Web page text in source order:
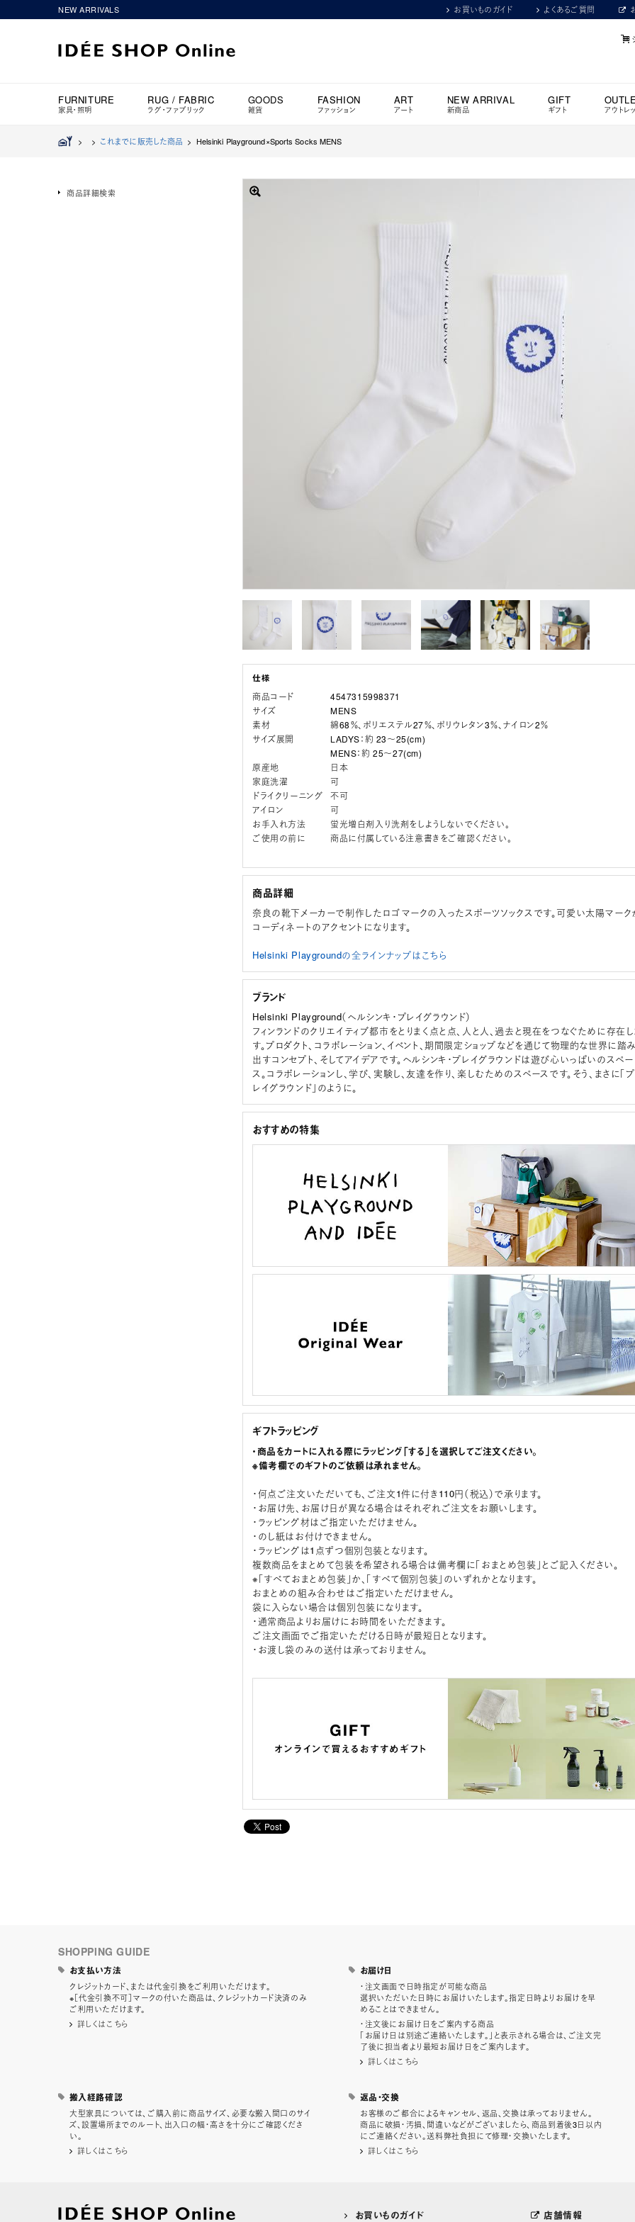
NEW ARRIVALS お買いものガイド よくあるご質問
FURNITURE
家具・照明
RUG / FABRIC
ラグ・ファブリック
GOODS
雑貨
FASHION
ファッション
ART
アート
NEW ARRIVAL
新商品
GIFT
ギフト アウトレ
> > これまでに販売した商品 > Helsinki Playground×Sports Socks MENS
商品コード
4547315998371
サイズ
MENS
素材
綿68％、ポリエステル27％、ポリウレタン3％、ナイロン2％
サイズ展開
LADYS：約 23～25(cm)
MENS：約 25～27(cm)
原産地
日本
家庭洗濯
可
ドライクリーニング
不可
アイロン
可
お手入れ方法
蛍光増白剤入り洗剤をしようしないでください。
ご使用の前に
商品に付属している注意書きをご確認ください。
商品詳細
奈良の靴下メーカーで制作したロゴマークの入ったスポーツソックスです。可愛い太陽マーク
コーディネートのアクセントになります。
Helsinki Playgroundの全ラインナップはこちら
ブランド
Helsinki Playground（ヘルシンキ・プレイグラウンド）
フィンランドのクリエイティブ都市をとりまく点と点、人と人、過去と現在をつなぐために存在
す。プロダクト、コラボレーション、イベント、期間限定ショップなどを通じて物理的な世界に踏
出すコンセプト、そしてアイデアです。ヘルシンキ・プレイグラウンドは遊び心いっぱいのスペー
ス。コラボレーションし、学び、実験し、友達を作り、楽しむためのスペースです。そう、まさに「プ
レイグラウンド」のように。
おすすめの特集
ギフトラッピング
・商品をカートに入れる際にラッピング「する」を選択してご注文ください。
※備考欄でのギフトのご依頼は承れません。
・何点ご注文いただいても、ご注文1件に付き110円（税込）で承ります。
・お届け先、お届け日が異なる場合はそれぞれご注文をお願いします。
・ラッピング材はご指定いただけません。
・のし紙はお付けできません。
・ラッピングは1点ずつ個別包装となります。
複数商品をまとめて包装を希望される場合は備考欄に「おまとめ包装」とご記入ください。
※「すべておまとめ包装」か、「すべて個別包装」のいずれかとなります。
おまとめの組み合わせはご指定いただけません。
袋に入らない場合は個別包装になります。
・通常商品よりお届けにお時間をいただきます。
ご注文画面でご指定いただける日時が最短日となります。
・お渡し袋のみの送付は承っておりません。
商品詳細検索
SHOPPING GUIDE
お支払い方法
クレジットカード、または代金引換をご利用いただけます。
※［代金引換不可］マークの付いた商品は、クレジットカード決済のみ
ご利用いただけます。
詳しくはこちら
お届け日
・注文画面で日時指定が可能な商品
選択いただいた日時にお届けいたします。指定日時よりお届けを早
めることはできません。
・注文後にお届け日をご案内する商品
「お届け日は別途ご連絡いたします。」と表示される場合は、ご注文完
了後に担当者より最短お届け日をご案内します。
詳しくはこちら
搬入経路確認
大型家具については、ご購入前に商品サイズ、必要な搬入間口のサイ
ズ、設置場所までのルート、出入口の幅・高さを十分にご確認くださ
い。
詳しくはこちら
返品・交換
お客様のご都合によるキャンセル、返品、交換は承っておりません。
商品に破損・汚損、間違いなどがございましたら、商品到着後3日以内
にご連絡ください。送料弊社負担にて修理・交換いたします。
詳しくはこちら
お買いものガイド 店舗情報